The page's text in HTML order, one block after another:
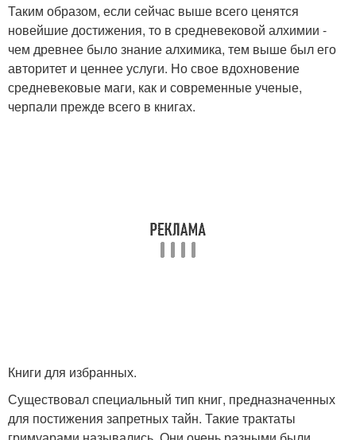
Таким образом, если сейчас выше всего ценятся
новейшие достижения, то в средневековой алхимии -
чем древнее было знание алхимика, тем выше был его
авторитет и ценнее услуги. Но свое вдохновение
средневековые маги, как и современные ученые,
черпали прежде всего в книгах.
Книги для избранных.
Существовал специальный тип книг, предназначенных
для постижения запретных тайн. Такие трактаты